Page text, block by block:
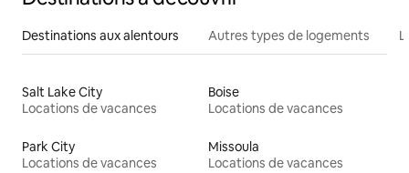
Destinations aux alentours Autres types de logements
Salt Lake City
Locations de vacances
Boise
Locations de vacances
Park City
Locations de vacances
Missoula
Locations de vacances